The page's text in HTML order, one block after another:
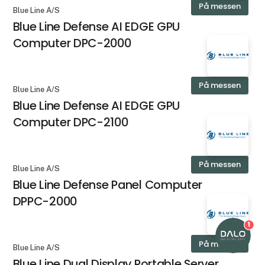
På messen
Blue Line A/S
Blue Line Defense AI EDGE GPU
Computer DPC-2000
På messen
Blue Line A/S
Blue Line Defense AI EDGE GPU
Computer DPC-2100
På messen
Blue Line A/S
Blue Line Defense Panel Computer
DPPC-2000
På messen
Blue Line A/S
1